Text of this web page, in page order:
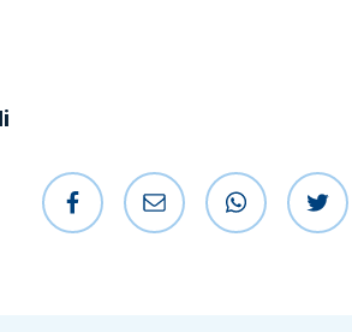
Jaa Facebookissa
Jaa sähköpostilla
Jaa